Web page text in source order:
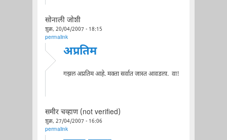
सोनाली जोशी
शुक्र, 20/04/2007 - 18:15
permalink
अप्रतिम
गझल अप्रतिम आहे. मक्ता सर्वात जास्त आवडला. वा!
समीर चव्हाण (not verified)
शुक्र, 27/04/2007 - 16:06
permalink